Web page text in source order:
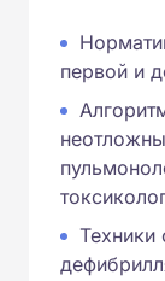
первой и
Техники